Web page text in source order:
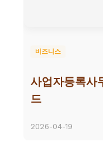
비즈니스
사업자등록사
드
2026-04-19